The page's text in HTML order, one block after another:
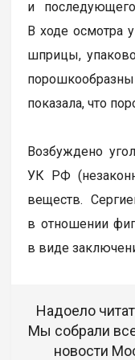
и
В ходе осмотра
шприцы,
показала, что
Возбуждено
УК РФ
веществ.
в отношении
в виде
Надоело
Мы собрали
новости